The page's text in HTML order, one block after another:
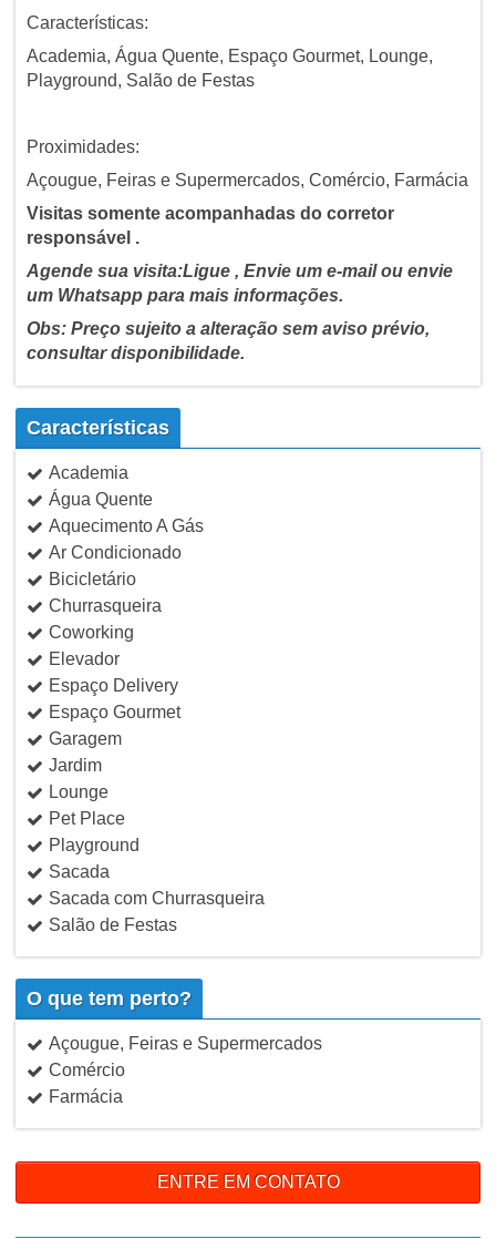
Características:
Academia, Água Quente, Espaço Gourmet, Lounge,
Playground, Salão de Festas
Proximidades:
Açougue, Feiras e Supermercados, Comércio, Farmácia
Visitas somente acompanhadas do corretor
responsável .
Agende sua visita:Ligue , Envie um e-mail ou envie
um Whatsapp para mais informações.
Obs: Preço sujeito a alteração sem aviso prévio,
consultar disponibilidade.
Características
Academia
Água Quente
Aquecimento A Gás
Ar Condicionado
Bicicletário
Churrasqueira
Coworking
Elevador
Espaço Delivery
Espaço Gourmet
Garagem
Jardim
Lounge
Pet Place
Playground
Sacada
Sacada com Churrasqueira
Salão de Festas
O que tem perto?
Açougue, Feiras e Supermercados
Comércio
Farmácia
ENTRE EM CONTATO